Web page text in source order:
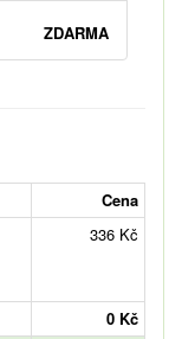
ZDARMA
Cena
336 Kč
0 Kč